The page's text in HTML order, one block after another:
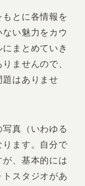
とに各情報を
い魅力をカウ
まとめていき
ませんので、
はありませ
真（いわゆる
ります。自分で
、基本的には
スタジオがあ